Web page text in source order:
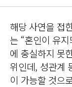
해당 사연을 접
는 “혼인이 유
에 충실하지 못
위인데, 성관계
이 가능할 것으